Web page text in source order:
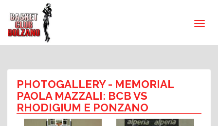
PHOTOGALLERY- MEMORIAL
PAOLA MAZZALI: BCB VS
RHODIGIUM E PONZANO